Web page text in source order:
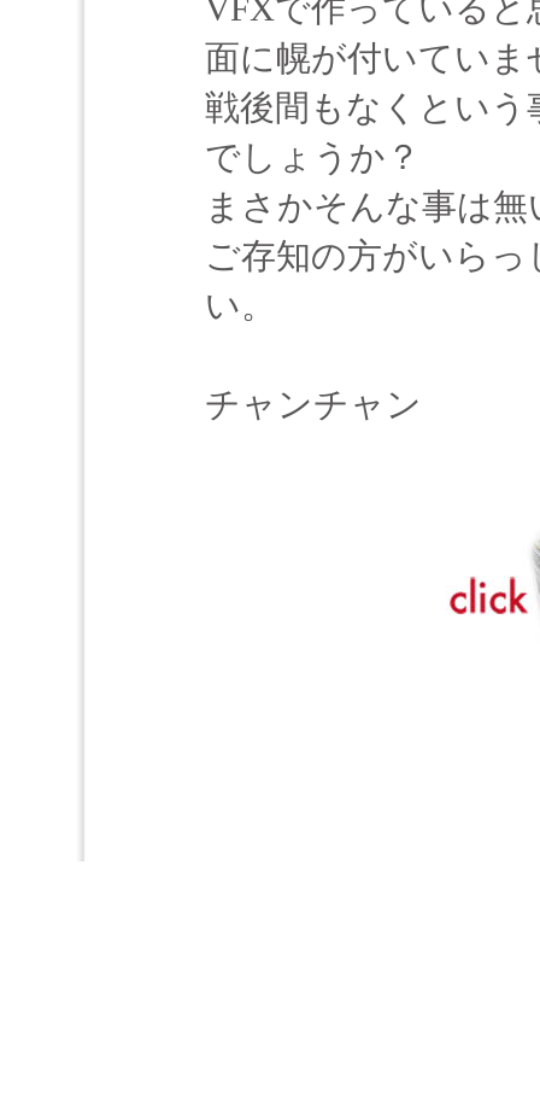
VFXで作っていると
面に幌が付いていま
戦後間もなくとい
でしょうか？
まさかそんな事は
ご存知の方がいら
い。
チャンチャン